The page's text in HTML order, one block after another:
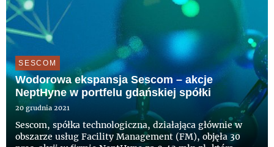
SESCOM
Wodorowa ekspansja Sescom – akcje
NeptHyne w portfelu gdańskiej spółki
20 grudnia 2021
Sescom, spółka technologiczna, działająca głównie w
obszarze usług Facility Management (FM), objęła 30